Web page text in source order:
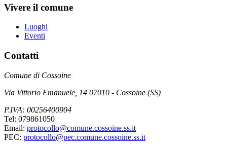
Vivere il comune
Luoghi
Eventi
Contatti
Comune di Cossoine
Via Vittorio Emanuele, 14 07010 - Cossoine (SS)
P.IVA: 00256400904
Tel: 079861050
Email: protocollo@comune.cossoine.ss.it
PEC: protocollo@pec.comune.cossoine.ss.it